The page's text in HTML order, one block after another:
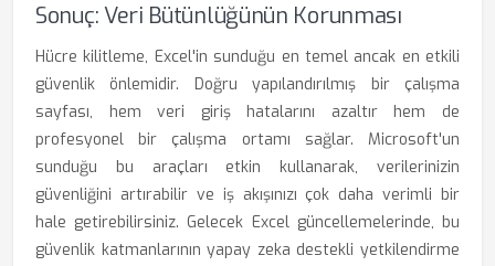
Sonuç: Veri Bütünlüğünün Korunması
Hücre kilitleme, Excel'in sunduğu en temel ancak en etkili
güvenlik önlemidir. Doğru yapılandırılmış bir çalışma
sayfası, hem veri giriş hatalarını azaltır hem de
profesyonel bir çalışma ortamı sağlar. Microsoft'un
sunduğu bu araçları etkin kullanarak, verilerinizin
güvenliğini artırabilir ve iş akışınızı çok daha verimli bir
hale getirebilirsiniz. Gelecek Excel güncellemelerinde, bu
güvenlik katmanlarının yapay zeka destekli yetkilendirme